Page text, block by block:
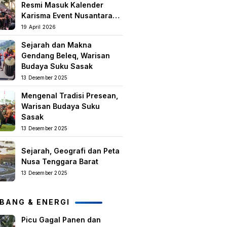
Resmi Masuk Kalender
Karisma Event Nusantara
(KEN) 2026
19 April 2026
Sejarah dan Makna
Gendang Beleq, Warisan
Budaya Suku Sasak
13 Desember 2025
Mengenal Tradisi Presean,
Warisan Budaya Suku
Sasak
13 Desember 2025
Sejarah, Geografi dan Peta
Nusa Tenggara Barat
13 Desember 2025
& ENERGI
Picu Gagal Panen dan